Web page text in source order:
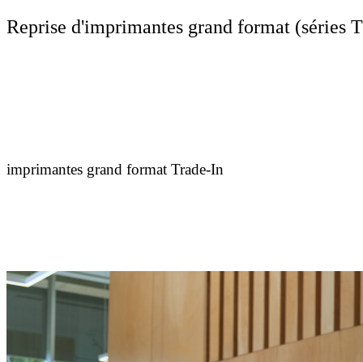
Reprise d'imprimantes grand format (séries
imprimantes grand format Trade-In